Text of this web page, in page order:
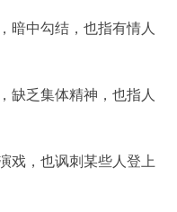
暗中勾结，也指有情人
缺乏集体精神，也指人
戏，也讽刺某些人登上